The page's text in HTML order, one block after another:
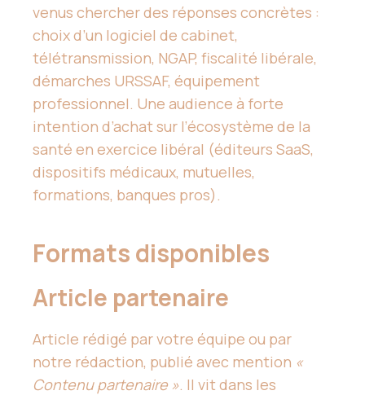
venus chercher des réponses concrètes :
choix d’un logiciel de cabinet,
télétransmission, NGAP, fiscalité libérale,
démarches URSSAF, équipement
professionnel. Une audience à forte
intention d’achat sur l’écosystème de la
santé en exercice libéral (éditeurs SaaS,
dispositifs médicaux, mutuelles,
formations, banques pros).
Formats disponibles
Article partenaire
Article rédigé par votre équipe ou par
notre rédaction, publié avec mention «
Contenu partenaire ». Il vit dans les